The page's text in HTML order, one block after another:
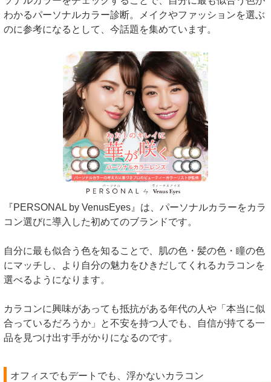
わかるパーソナルカラー診断。メイクやファッションを選ぶ
のに参考になるとして、今話題を集めています。
『PERSONAL by VenusEyes』は、パーソナルカラーをカラ
コン選びに導入した初めてのブランドです。
自分に最も似合う色を知ることで、肌の色・髪の色・瞳の色
にマッチし、より自分の魅力をひきだしてくれるカラコンを
選べるようになります。
カラコンに興味があっても抵抗がある年代の人や「本当に似
合っているだろうか」と不安を持つ人でも、自信が持てる一
品を見つけ出す手がかりになるのです。
オフィスでもデートでも、浮かないカラコン